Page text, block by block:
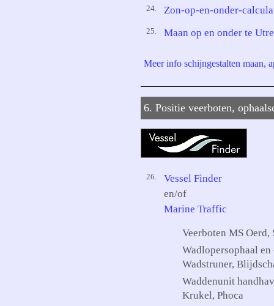
24. Zon-op-en-onder-
25. Maan op en onder te
Meer info schijngestalten maan,
6. Positie veerboten,
26.
Vessel Finder
en/of
Marine Traffic
Veerboten MS
Wadlopersophaal
Wadstruner,
Waddenunit
Krukel, Phoca